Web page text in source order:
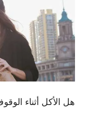
هل الأكل أثناء